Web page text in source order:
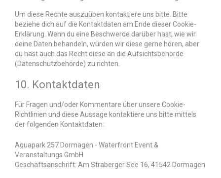
Um diese Rechte auszuüben kontaktiere uns bitte. Bitte
beziehe dich auf die Kontaktdaten am Ende dieser Cookie-
Erklärung. Wenn du eine Beschwerde darüber hast, wie wir
deine Daten behandeln, würden wir diese gerne hören, aber
du hast auch das Recht diese an die Aufsichtsbehörde
(Datenschutzbehörde) zu richten.
10. Kontaktdaten
Für Fragen und/oder Kommentare über unsere Cookie-
Richtlinien und diese Aussage kontaktiere uns bitte mittels
der folgenden Kontaktdaten:
Aquapark 257 Dormagen - Waterfront Event &
Veranstaltungs GmbH
Geschäftsanschrift: Am Straberger See 16, 41542 Dormagen